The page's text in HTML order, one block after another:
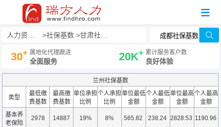
社保基数 甘肃社保基数
30+ 属地化代理跟进
全面服务 20K+ 累计服务客户数
良好体验
兰州社保基数
类型
最低缴
费基数
最高缴
费基数
单位承担
比例
个人承担
比例
单位最低
金额
个人最低
金额
单位最高
金额
个人最高
金额
基本养
老保险
2978 14887 19% 8% 565.82 238.24 2828.53 1190.96